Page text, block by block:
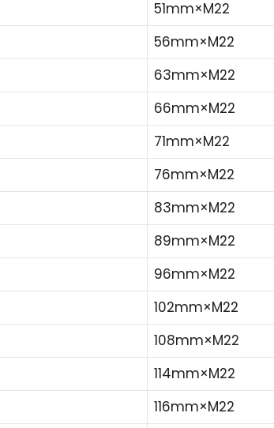
51mm×M22
56mm×M22
63mm×M22
66mm×M22
71mm×M22
76mm×M22
83mm×M22
89mm×M22
96mm×M22
102mm×M22
108mm×M22
114mm×M22
116mm×M22